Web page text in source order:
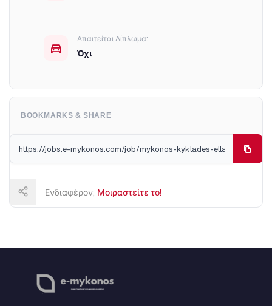
Απαιτείται Δίπλωμα:
Όχι
BOOKMARKS & SHARE
Ενδιαφέρον; Μοιραστείτε το!